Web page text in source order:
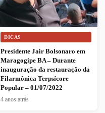
DICAS
Presidente Jair Bolsonaro em
Maragogipe BA – Durante
inauguração da restauração da
Filarmônica Terpsícore
Popular – 01/07/2022
4 anos atrás